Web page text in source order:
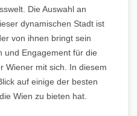
Die Auswahl an
dynamischen Stadt ist
von ihnen bringt sein
und Engagement für die
Wiener mit sich. In diesem
auf einige der besten
Wien zu bieten hat.